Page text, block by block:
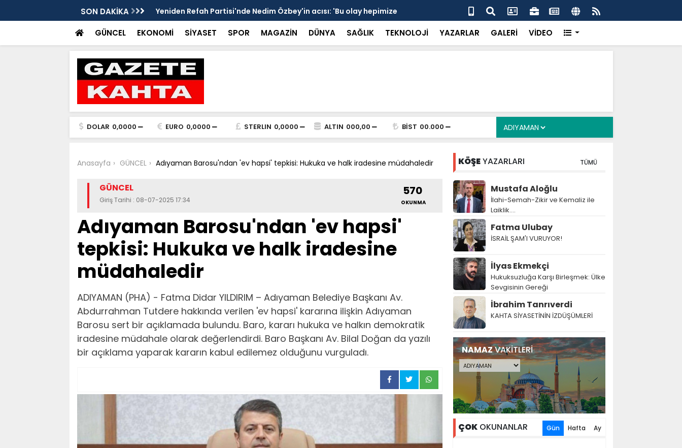
SON DAKİKA
ve mendil çocukları alarm veriyor
Yeniden Refah Partisi'nde Nedim Özbey'in acısı: 'Bu olay hepimize
ders olsun'
Kozağaç Ana Deposu devrede: 101 yerleşim birimini kapsayan dev su
projesinde önemli eşik aşıldı
GÜNCEL EKONOMİ SİYASET SPOR MAGAZİN DÜNYA SAĞLIK TEKNOLOJİ YAZARLAR GALERİ VİDEO
DOLAR 0,0000 EURO 0,0000 STERLIN 0,0000 ALTIN 000,00 BİST 00.000
Anasayfa GÜNCEL Adıyaman Barosu'ndan 'ev hapsi' tepkisi: Hukuka ve halk iradesine müdahaledir
GÜNCEL
Giriş Tarihi : 08-07-2025 17:34
570
OKUNMA
Adıyaman Barosu'ndan 'ev hapsi'
tepkisi: Hukuka ve halk iradesine
müdahaledir
ADIYAMAN (PHA) - Fatma Didar YILDIRIM – Adıyaman Belediye Başkanı Av.
Abdurrahman Tutdere hakkında verilen 'ev hapsi' kararına ilişkin Adıyaman
Barosu sert bir açıklamada bulundu. Baro, kararı hukuka ve halkın demokratik
iradesine müdahale olarak değerlendirdi. Baro Başkanı Av. Bilal Doğan da yazılı
bir açıklama yaparak kararın kabul edilemez olduğunu vurguladı.
KÖŞEYAZARLARI TÜMÜ
Mustafa Aloğlu
İlahi-Semah-Zikir ve Kemaliz ile
Laiklik….
Fatma Ulubay
İSRAİL ŞAM'I VURUYOR!
İlyas Ekmekçi
Hukuksuzluğa Karşı Birleşmek: Ülke
Sevgisinin Gereği
İbrahim Tanrıverdi
KAHTA SİYASETİNİN İZDÜŞÜMLERİ
NAMAZVAKİTLERİ
ÇOKOKUNANLAR Gün Hafta Ay